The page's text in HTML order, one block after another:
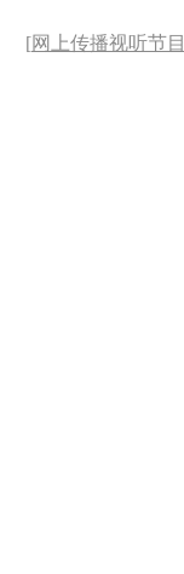
[网上传播视听节